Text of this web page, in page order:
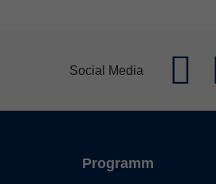
Social Media
Programm